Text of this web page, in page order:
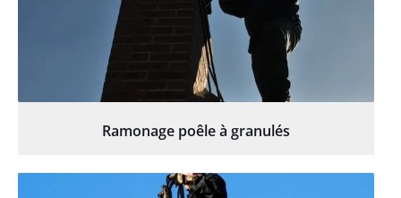
Ramonage poêle à granulés